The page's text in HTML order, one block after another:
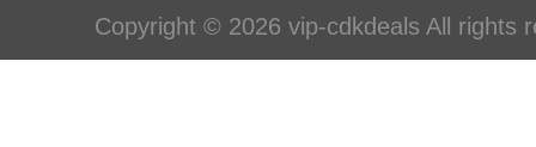
Copyright © 2026 vip-cdkdeals All rights